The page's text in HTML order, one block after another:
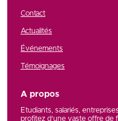
Contact
Actualités
Événements
Témoignages
A propos
Etudiants, salariés,
profitez d’une vaste offre de